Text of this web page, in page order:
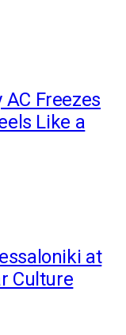
AC Freezes
Like a
at
Culture